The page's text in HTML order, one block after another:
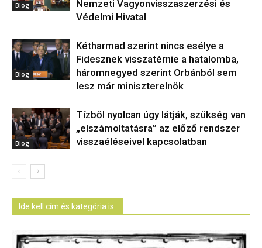
Blog
Nemzeti Vagyonvisszaszerzési és
Védelmi Hivatal
Blog
Kétharmad szerint nincs esélye a
Fidesznek visszatérnie a hatalomba,
háromnegyed szerint Orbánból sem
lesz már miniszterelnök
Blog
Tízből nyolcan úgy látják, szükség van
„elszámoltatásra” az előző rendszer
visszaéléseivel kapcsolatban
Ide kell cím és kategória is.